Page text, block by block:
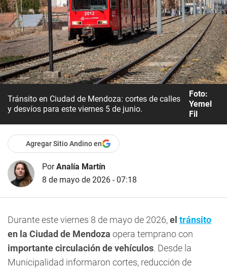
Tránsito en Ciudad de Mendoza: cortes de calles
y desvíos para este viernes 5 de junio.
Foto:
Yemel
Fil
Agregar Sitio Andino en
PorAnalía Martín
8 de mayo de 2026 - 07:18
Durante este viernes 8 de mayo de 2026,el tránsito
en la Ciudad de Mendoza opera temprano con
importante circulación de vehículos. Desde la
Municipalidad informaron cortes, reducción de